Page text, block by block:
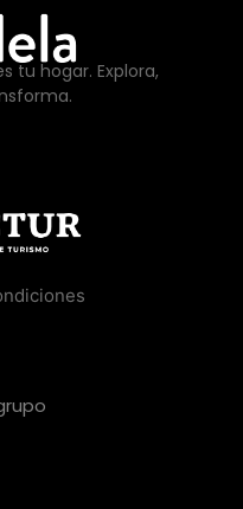
tu hogar. Explora,